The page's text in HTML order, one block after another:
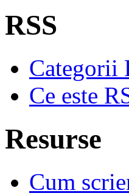
RSS
Categorii
Ce este
Resurse
Cum